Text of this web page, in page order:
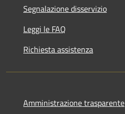
Segnalazione disservizio
Leggi le FAQ
Richiesta assistenza
Amministrazione trasparente